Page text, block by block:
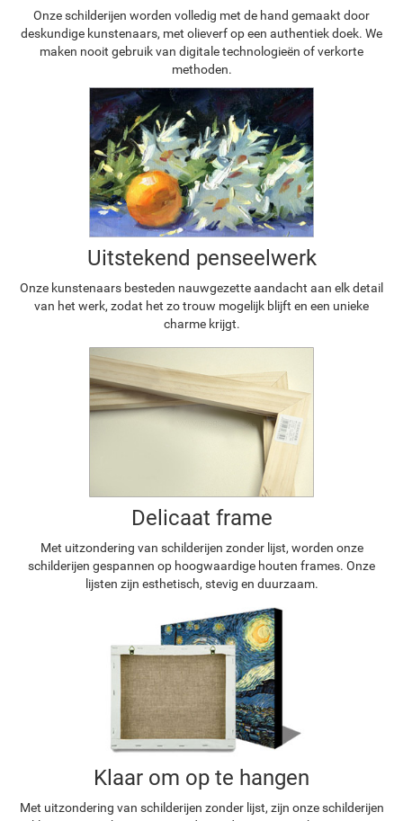
Onze schilderijen worden volledig met de hand gemaakt door
deskundige kunstenaars, met olieverf op een authentiek doek. We
maken nooit gebruik van digitale technologieën of verkorte
methoden.
Uitstekend penseelwerk
Onze kunstenaars besteden nauwgezette aandacht aan elk detail
van het werk, zodat het zo trouw mogelijk blijft en een unieke
charme krijgt.
Delicaat frame
Met uitzondering van schilderijen zonder lijst, worden onze
schilderijen gespannen op hoogwaardige houten frames. Onze
lijsten zijn esthetisch, stevig en duurzaam.
Klaar om op te hangen
Met uitzondering van schilderijen zonder lijst, zijn onze schilderijen